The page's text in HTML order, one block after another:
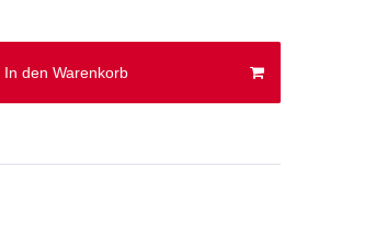
In den Warenkorb